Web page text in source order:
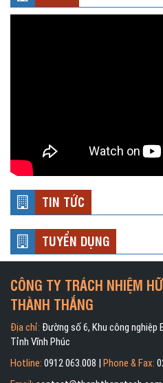
TIN TỨC
TUYỂN DỤNG
CÔNG TY TRÁCH NHIỆM
THÀNH THẮNG
Địa chỉ: Đường số 6, Khu công nghiệp
Tỉnh Vĩnh Phúc
Hotline: 0912 063.008 | Phone & Fax: